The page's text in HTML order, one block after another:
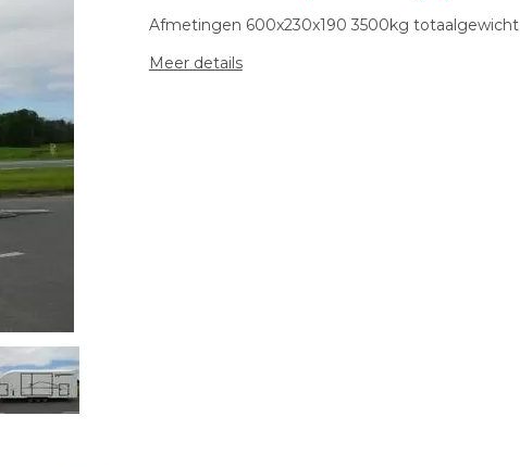
Afmetingen 600x230x190 3500kg totaalgewicht
Meer details